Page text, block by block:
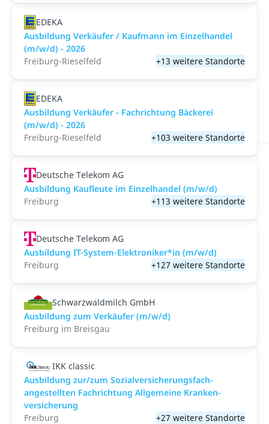
EDEKA
Ausbildung Verkäufer / Kaufmann im Einzelhandel
(m/w/d) - 2026
Freiburg-Rieselfeld
+13 weitere Standorte
EDEKA
Ausbildung Verkäufer - Fachrichtung Bäckerei
(m/w/d) - 2026
Freiburg-Rieselfeld
+103 weitere Standorte
Deutsche Telekom AG
Ausbildung Kaufleute im Einzelhandel (m/w/d)
Freiburg
+113 weitere Standorte
Deutsche Telekom AG
Ausbildung IT-System-Elektroniker*in (m/w/d)
Freiburg
+127 weitere Standorte
Schwarzwaldmilch GmbH
Ausbildung zum Verkäufer (m/w/d)
Freiburg im Breisgau
IKK classic
Aus­bild­ung zur/zum Sozial­versicher­ungs­fach­
angestellten­ Fach­richtung All­gemeine Kranken­
versicher­ung
Freiburg
+27 weitere Standorte